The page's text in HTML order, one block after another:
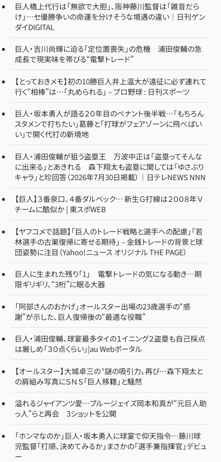
巨人橋上代行は「無欲で大胆」、阪神藤川監督は「雑音だら
け」…セ優勝争いの命運を分けそうな境遇の違い｜日刊ゲン
ダイDIGITAL
巨人・吉川尚輝に迫る「定位置喪失」の危機 浦田俊輔の急
成長で現実味を帯びる“電撃トレード”
【とっておきメモ】初の10勝巨人井上温大が遠征に必ず連れて
行く“相棒”は…「丸められる」 – プロ野球 : 日刊スポーツ
巨人・坂本勇人が語る２０年目のペナント後半戦…「もちろん
スタメンで打ちたい」葛藤と「打球がフェアゾーンに飛べばい
い」で開く代打の新境地
巨人・浦田俊輔が狙う盗塁王 万波中正は「盗塁ってそんな
に出来る」とあきれる 森下翔太も盗塁に関しては「ゆさぶり
キャラ」と珍回答（2026年7月30日掲載）｜日テレNEWS NNN
【巨人】３番泉口、４番ダルベック… 新生Ｇ打線は２００８年Ｖ
チームに酷似か | 東スポWEB
【ヤフコメで話題】「巨人のトレード戦略と選手への配慮」「若
林選手の古巣復帰に寄せる期待」 – 金銭トレードの背景と球
団姿勢に注目（Yahoo!ニュース オリジナル THE PAGE）
巨人に生まれた残り「1」 電撃トレードの気になる動き…期
限ギリギリ、“3桁”に眠る大器
「阿部さんのおかげ」オールスター出場の23歳選手の“感
謝”が示した、巨人復帰後の“最適な役職”
巨人・浦田俊輔、球宴最多タイの１イニング２盗塁も自己採点
は厳しめ「３０点くらい」|au Webポータル
【オールスター】大城卓三の〝謎の吸引力〟再び…森下翔太と
の肩組み写真にＳＮＳ「巨人移籍」と騒然
溢れるジャイアンツ愛…ブルージェイズ岡本和真が“元巨人助
っ人”らと再会 3ショットを公開
「ホンマなのか」巨人・坂本勇人に球宴で仰天指令…藤川球
児監督「打順、決めてみるか」まさかの「選手兼指揮官」デビュ
ー